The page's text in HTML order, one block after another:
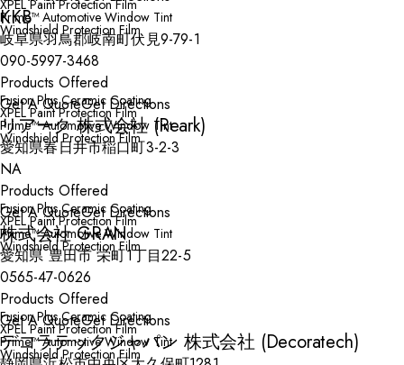
XPEL Paint Protection Film
Prime™ Automotive Window Tint
Windshield Protection Film
KKB
岐阜県羽鳥郡岐南町伏見9-79-1
090-5997-3468
Products Offered
Fusion Plus Ceramic Coating
XPEL Paint Protection Film
Prime™ Automotive Window Tint
Windshield Protection Film
Get A QuoteGet Directions
リアーク 株式会社 (Reark)
愛知県春日井市稲口町3-2-3
NA
Products Offered
Fusion Plus Ceramic Coating
XPEL Paint Protection Film
Prime™ Automotive Window Tint
Windshield Protection Film
Get A QuoteGet Directions
株式会社 GRAN
愛知県 豊田市 栄町1丁目22-5
0565-47-0626
Products Offered
Fusion Plus Ceramic Coating
XPEL Paint Protection Film
Prime™ Automotive Window Tint
Windshield Protection Film
Get A QuoteGet Directions
デコラテックジャパン 株式会社 (Decoratech)